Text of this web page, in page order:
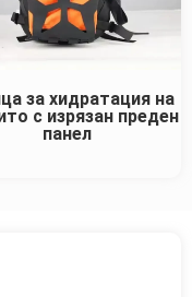
за хидратация на
с изрязан преден
панел